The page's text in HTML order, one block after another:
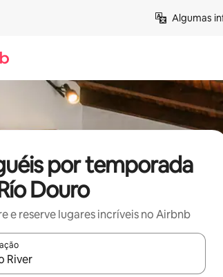
Algumas
por temporada
Douro
e reserve lugares incríveis no Airbnb
os resultados estiverem disponíveis, explore-